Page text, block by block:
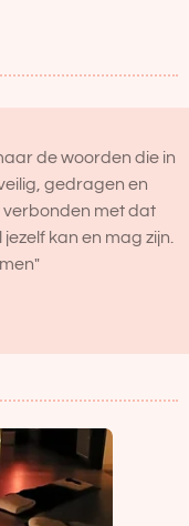
de woorden die in
gedragen en
verbonden met dat
kan en mag zijn.